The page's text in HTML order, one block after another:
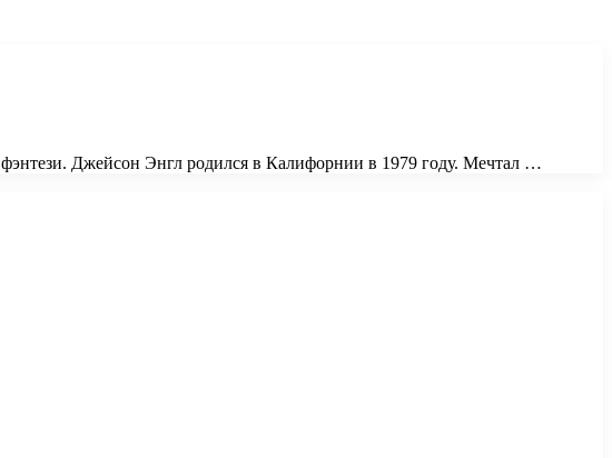
Джейсон Энгл родился в Калифорнии в 1979 году. Мечтал …